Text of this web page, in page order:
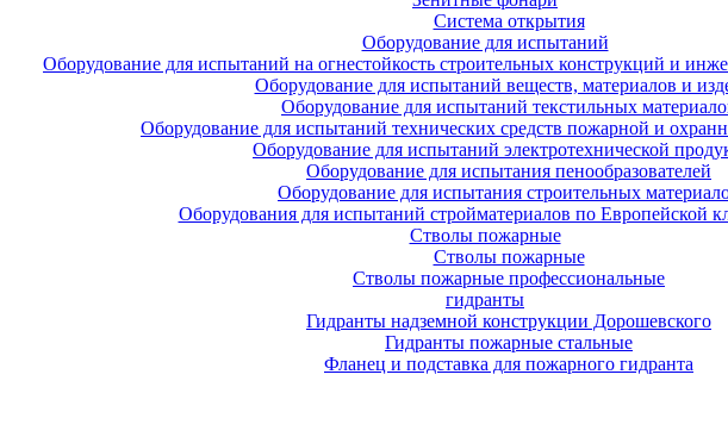
Система открытия
Оборудование для испытаний
Оборудование для испытаний на огнестойкость строительных конструкций и
Оборудование для испытаний веществ, материалов и
Оборудование для испытаний текстильных
Оборудование для испытаний технических средств пожарной и
Оборудование для испытаний электротехнической
Оборудование для испытания пенообразователей
Оборудование для испытания строительных
Оборудования для испытаний стройматериалов по Европейской
Стволы пожарные
Стволы пожарные
Стволы пожарные профессиональные
гидранты
Гидранты надземной конструкции Дорошевского
Гидранты пожарные стальные
Фланец и подставка для пожарного гидранта